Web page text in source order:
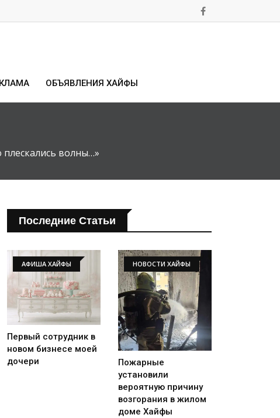
ОБЪЯВЛЕНИЯ ХАЙФЫ
волны…»
Последние Статьи
АФИША ХАЙФЫ
Первый сотрудник в
новом бизнесе моей
дочери
НОВОСТИ ХАЙФЫ
Пожарные
установили
вероятную причину
возгорания в жилом
доме Хайфы